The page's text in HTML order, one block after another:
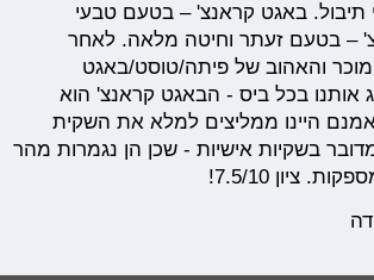
תיבול.באגט קראנצ' – בטעם טבעי
– בטעם זעתר וחיטה מלאה. לאחר
והאהוב של פיתה/טוסט/באגט
אותנו בכל ביס - הבאגט קראנצ' הוא
היינו ממליצים למלא את השקית
בשקיות אישיות - שכן הן נגמרות מהר
ציון 7.5/10!